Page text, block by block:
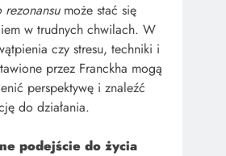
rezonansumoże stać się
w trudnych chwilach. W
czy stresu, techniki i
przez Franckha mogą
perspektywę i znaleźć
do działania.
podejście do życia